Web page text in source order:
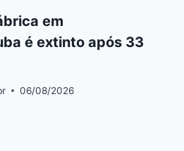
em
é extinto após 33
06/08/2026